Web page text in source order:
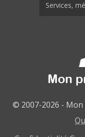
Services,
© 2007-2026 - Mon